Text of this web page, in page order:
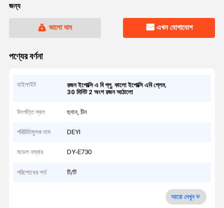
জন্য
ভালো দাম এখন যোগাযোগ
পণ্যের বর্ণনা
হাইলাইট রজন ইপোক্সি এ বি গ্লু,কালো ইপোক্সি এবি গ্লেম,
30 মিনিট 2 অংশ রজন আঠালো
উৎপত্তি স্থল হুনান, চীন
পরিচিতিমুলক নাম DEYI
মডেল নম্বার DY-E730
পরিশোধের শর্ত টি/টি
আরো দেখুন